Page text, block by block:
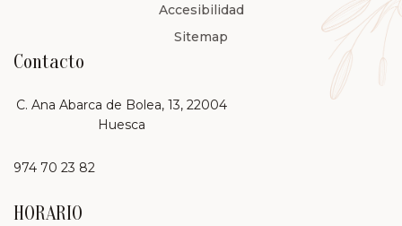
Accesibilidad
Sitemap
Contacto
C. Ana Abarca de Bolea, 13, 22004
Huesca
974 70 23 82
HORARIO